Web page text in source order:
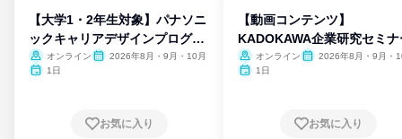
【大学1・2年生対象】パナソニ
ックキャリアデザインプログラ
ム
オンライン
2026年8月・9月・10月
1日
お気に入り
【動画コンテンツ】
KADOKAWA企業研究セミナ
オンライン
2026年8月・9月・
1日
お気に入り